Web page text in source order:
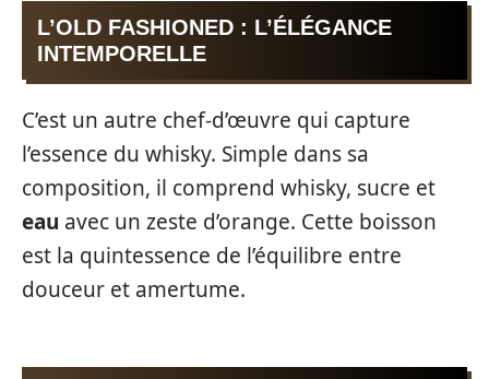
L’OLD FASHIONED : L’ÉLÉGANCE
INTEMPORELLE
C’est un autre chef-d’œuvre qui capture
l’essence du whisky. Simple dans sa
composition, il comprend whisky, sucre et
eau avec un zeste d’orange. Cette boisson
est la quintessence de l’équilibre entre
douceur et amertume.